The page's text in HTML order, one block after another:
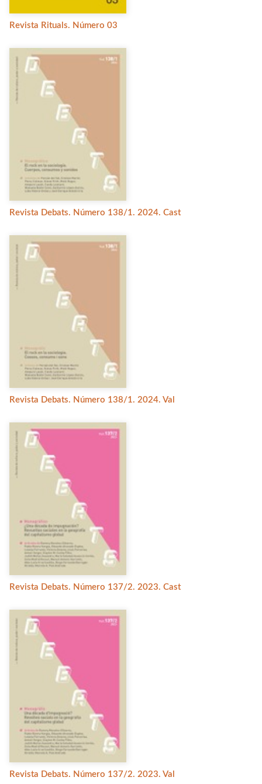
Revista Rituals. Número 03
Revista Debats. Número 138/1. 2024. Cast
Revista Debats. Número 138/1. 2024. Val
Revista Debats. Número 137/2. 2023. Cast
Revista Debats. Número 137/2. 2023. Val